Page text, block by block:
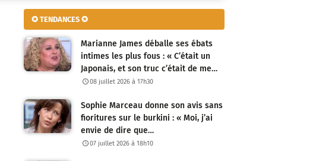
✪ TENDANCES ✪
Marianne James déballe ses ébats
intimes les plus fous : « C’était un
Japonais, et son truc c’était de me…
08 juillet 2026 à 17h30
Sophie Marceau donne son avis sans
fioritures sur le burkini : « Moi, j’ai
envie de dire que…
07 juillet 2026 à 18h10